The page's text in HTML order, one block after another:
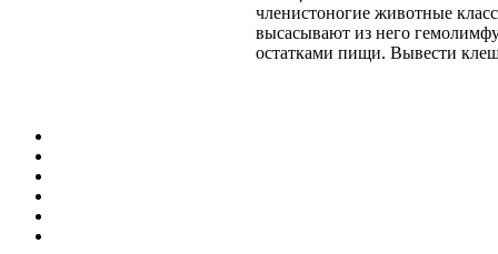
членистоногие животные
высасывают из него
остатками пищи. Вывести